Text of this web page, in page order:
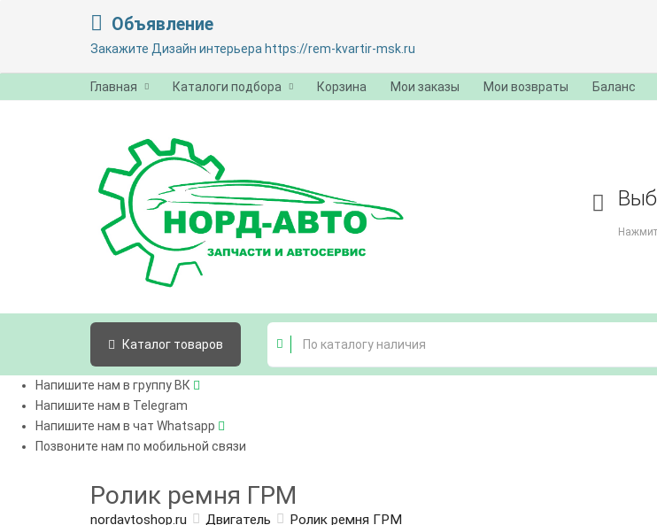
Объявление
Закажите Дизайн интерьера https://rem-kvartir-msk.ru
Главная Каталоги подбора Корзина Мои заказы Мои возвраты Баланс
Каталог товаров
Напишите нам в группу ВК
Напишите нам в Telegram
Напишите нам в чат Whatsapp
Позвоните нам по мобильной связи
Ролик ремня ГРМ
nordavtoshop.ru Двигатель Ролик ремня ГРМ